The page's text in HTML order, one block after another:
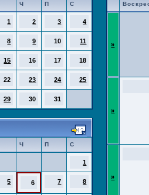
Ч П С
1 2 3 4
8 9 10 11
15 16 17 18
22 23 24 25
29 30 31
Ч П С
1
5 6 7 8
»
»
»